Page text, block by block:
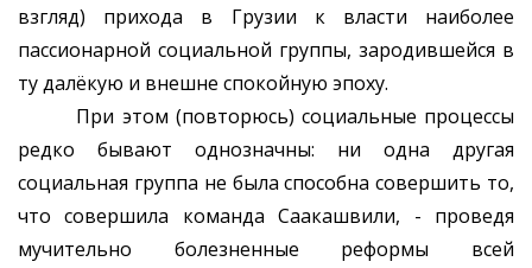
взгляд) прихода в Грузии к власти наиболее
пассионарной социальной группы, зародившейся в
ту далёкую и внешне спокойную эпоху.
При этом (повторюсь) социальные процессы
редко бывают однозначны: ни одна другая
социальная группа не была способна совершить то,
что совершила команда Саакашвили, - проведя
мучительно болезненные реформы всей